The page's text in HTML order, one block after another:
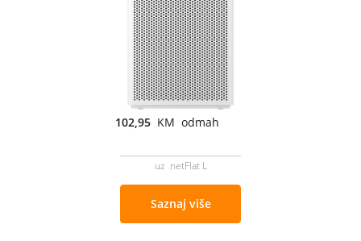
102,95 KM odmah
uz netFlat L
Saznaj više